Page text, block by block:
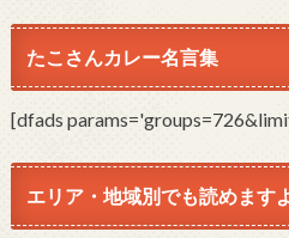
たこさんカレー名言集
[dfads
エリア・地域別でも読めます